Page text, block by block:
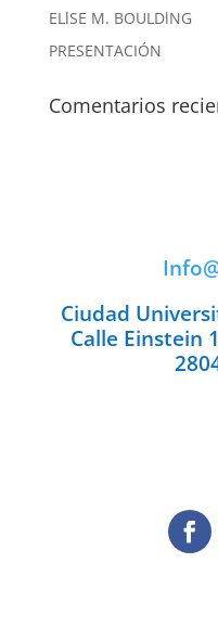
ELlSE M. BOULDlNG
PRESENTACIÓN
Comentarios
Ciudad
Calle Einstein